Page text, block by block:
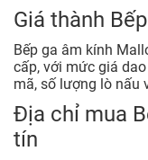
Giá thành
Bếp ga âm kính
cấp, với mức giá
mã, số lượng lò nấu
Địa chỉ mua
tín